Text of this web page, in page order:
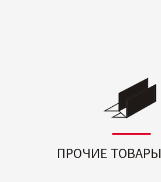
ПРОЧИЕ ТОВАРЫ